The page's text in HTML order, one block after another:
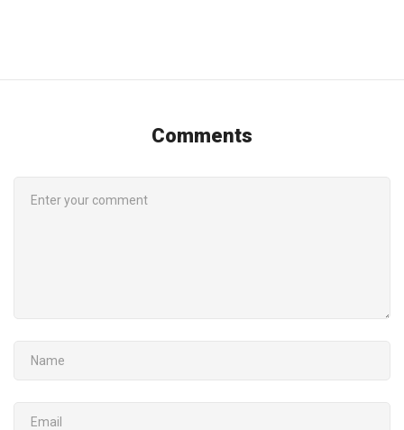
Comments